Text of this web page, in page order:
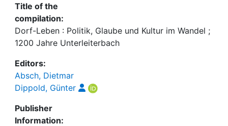
Title of the
compilation:
Dorf-Leben : Politik, Glaube und Kultur im Wandel ;
1200 Jahre Unterleiterbach
Editors:
Absch, Dietmar
Dippold, Günter
Publisher
Information: